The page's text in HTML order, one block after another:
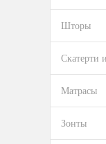
Шторы
Скатерти
Матрасы
Зонты